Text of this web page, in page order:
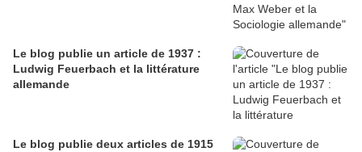
Le blog publie un article de 1937 :
Ludwig Feuerbach et la littérature
allemande
Le blog publie deux articles de 1915